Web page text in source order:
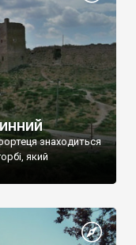
знаходиться
який